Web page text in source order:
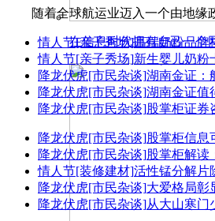
在信息时代拥有自己一个
随着全球航运业迈入一个由地缘政
情人节[亲子秀场]高端奶粉品牌
情人节[亲子秀场]新生婴儿奶粉
降龙伏虎[市民杂谈]湖南金证：
降龙伏虎[市民杂谈]湖南金证值
降龙伏虎[市民杂谈]股掌柜证券
降龙伏虎[市民杂谈]股掌柜信息
降龙伏虎[市民杂谈]股掌柜解读
情人节[装修建材]活性锰分解片
降龙伏虎[市民杂谈]大爱格局彰
降龙伏虎[市民杂谈]从大山寒门